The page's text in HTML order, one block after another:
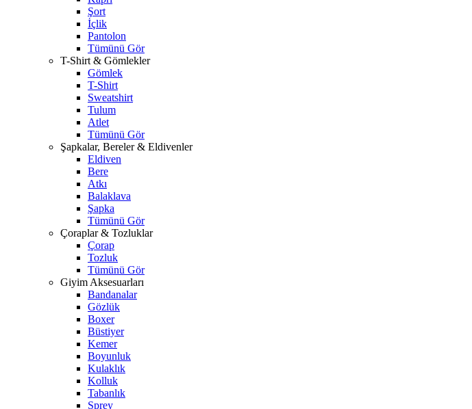
Şort
İçlik
Pantolon
Tümünü Gör
T-Shirt & Gömlekler
Gömlek
T-Shirt
Sweatshirt
Tulum
Atlet
Tümünü Gör
Şapkalar, Bereler & Eldivenler
Eldiven
Bere
Atkı
Balaklava
Şapka
Tümünü Gör
Çoraplar & Tozluklar
Çorap
Tozluk
Tümünü Gör
Giyim Aksesuarları
Bandanalar
Gözlük
Boxer
Büstiyer
Kemer
Boyunluk
Kulaklık
Kolluk
Tabanlık
Sprey